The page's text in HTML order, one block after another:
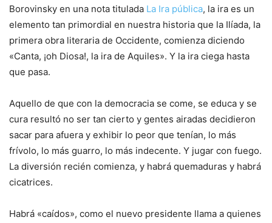
Borovinsky en una nota titulada La Ira pública, la ira es un
elemento tan primordial en nuestra historia que la Ilíada, la
primera obra literaria de Occidente, comienza diciendo
«Canta, ¡oh Diosa!, la ira de Aquiles». Y la ira ciega hasta
que pasa.
Aquello de que con la democracia se come, se educa y se
cura resultó no ser tan cierto y gentes airadas decidieron
sacar para afuera y exhibir lo peor que tenían, lo más
frívolo, lo más guarro, lo más indecente. Y jugar con fuego.
La diversión recién comienza, y habrá quemaduras y habrá
cicatrices.
Habrá «caídos», como el nuevo presidente llama a quienes